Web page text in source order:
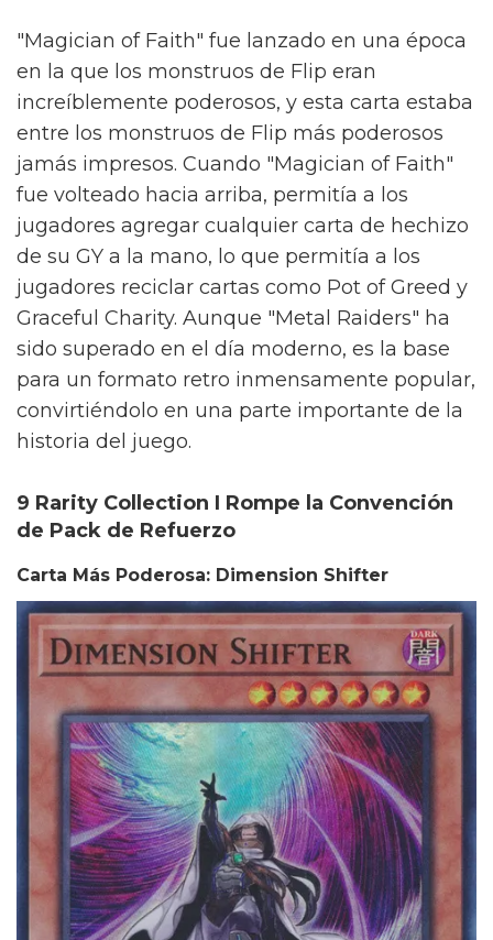
"Magician of Faith" fue lanzado en una época
en la que los monstruos de Flip eran
increíblemente poderosos, y esta carta estaba
entre los monstruos de Flip más poderosos
jamás impresos. Cuando "Magician of Faith"
fue volteado hacia arriba, permitía a los
jugadores agregar cualquier carta de hechizo
de su GY a la mano, lo que permitía a los
jugadores reciclar cartas como Pot of Greed y
Graceful Charity. Aunque "Metal Raiders" ha
sido superado en el día moderno, es la base
para un formato retro inmensamente popular,
convirtiéndolo en una parte importante de la
historia del juego.
9 Rarity Collection I Rompe la Convención
de Pack de Refuerzo
Carta Más Poderosa: Dimension Shifter